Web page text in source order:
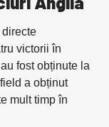
directe
victorii în
fost obținute la
a obținut
mult timp în